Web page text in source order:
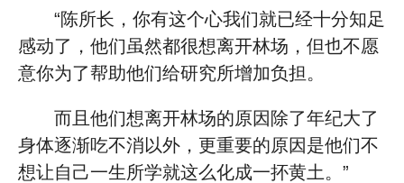
“陈所长，你有这个心我们就已经十分知足
感动了，他们虽然都很想离开林场，但也不愿
意你为了帮助他们给研究所增加负担。
而且他们想离开林场的原因除了年纪大了
身体逐渐吃不消以外，更重要的原因是他们不
想让自己一生所学就这么化成一抔黄土。”